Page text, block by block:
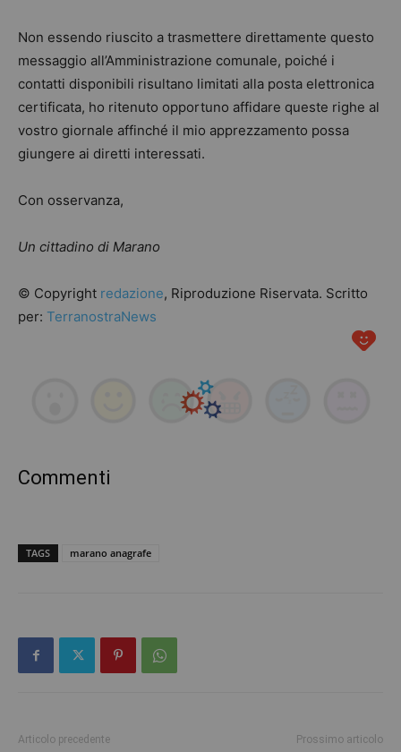
Non essendo riuscito a trasmettere direttamente questo
messaggio all’Amministrazione comunale, poiché i
contatti disponibili risultano limitati alla posta elettronica
certificata, ho ritenuto opportuno affidare queste righe al
vostro giornale affinché il mio apprezzamento possa
giungere ai diretti interessati.
Con osservanza,
Un cittadino di Marano
© Copyright redazione, Riproduzione Riservata. Scritto
per: TerranostraNews
Commenti
TAGS marano anagrafe
Articolo precedente Prossimo articolo